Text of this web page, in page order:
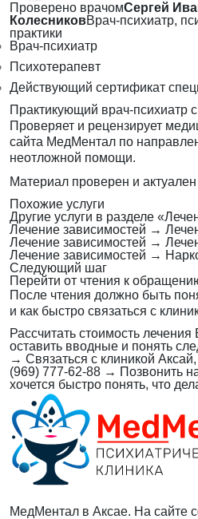
Проверено врачомСергей
КолесниковВрач-психиатр,
практики
Врач-психиатр
Психотерапевт
Действующий сертификат
Практикующий врач-психиатр
Проверяет и рецензирует
сайта МедМентал по
неотложной помощи.
Материал проверен и
Похожие услуги
Другие услуги в разделе
Лечение зависимостей →
Лечение зависимостей →
Лечение зависимостей →
Следующий шаг
Перейти от чтения к
После чтения должно быть
и как быстро связаться с
Рассчитать стоимость лечения
оставить вводные и понять
→ Связаться с клиникой
(969) 777-62-88 → Позвонить
хочется быстро понять, что
МедМентал в Аксае. На сайте